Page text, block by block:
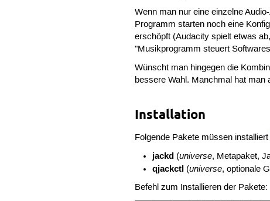
Wenn man nur eine einzelne
Programm starten noch eine
erschöpft (Audacity spielt etwas
"Musikprogramm steuert
Wünscht man hingegen die
bessere Wahl. Manchmal hat man
Installation
Folgende Pakete müssen
jackd(universe, Metapaket,
qjackctl(universe, optionale
Befehl zum Installieren der Pakete: